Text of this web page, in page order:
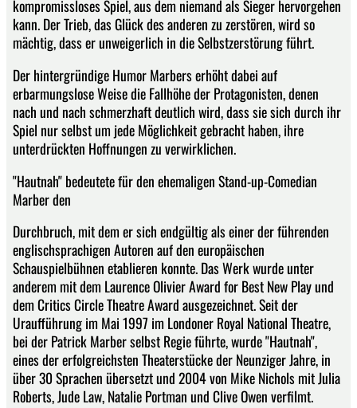
kompromissloses Spiel, aus dem niemand als Sieger hervorgehen
kann. Der Trieb, das Glück des anderen zu zerstören, wird so
mächtig, dass er unweigerlich in die Selbstzerstörung führt.
Der hintergründige Humor Marbers erhöht dabei auf
erbarmungslose Weise die Fallhöhe der Protagonisten, denen
nach und nach schmerzhaft deutlich wird, dass sie sich durch ihr
Spiel nur selbst um jede Möglichkeit gebracht haben, ihre
unterdrückten Hoffnungen zu verwirklichen.
"Hautnah" bedeutete für den ehemaligen Stand-up-Comedian
Marber den
Durchbruch, mit dem er sich endgültig als einer der führenden
englischsprachigen Autoren auf den europäischen
Schauspielbühnen etablieren konnte. Das Werk wurde unter
anderem mit dem Laurence Olivier Award for Best New Play und
dem Critics Circle Theatre Award ausgezeichnet. Seit der
Uraufführung im Mai 1997 im Londoner Royal National Theatre,
bei der Patrick Marber selbst Regie führte, wurde "Hautnah",
eines der erfolgreichsten Theaterstücke der Neunziger Jahre, in
über 30 Sprachen übersetzt und 2004 von Mike Nichols mit Julia
Roberts, Jude Law, Natalie Portman und Clive Owen verfilmt.